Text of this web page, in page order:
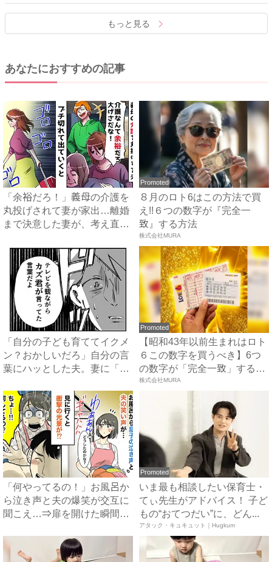
もっと見る
あなたにおすすめの記事
「余裕だろ！」義母の介護を
丸投げされて妻が家出…離婚
まで決意した妻が、考え直し
Promoted
８月のロト6はこの方法で買
え!!６つの数字が『完全一
致』する方法
株式会社MURA
「自分の子ども育ててイクメ
ン？おかしいだろ」自分の言
葉にハッとした夫。妻に「違
Promoted
【昭和43年以前生まれはロト
６この数字を買うべき】6つ
の数字が「完全一致」する
方...
株式会社MURA
「何やってるの！」お風呂か
ら泣き声と夫の爆笑が交互に
聞こえ…⇒扉を開けた瞬間、
Promoted
いま最も相談したい保育士・
てぃ先生がアドバイス！ 子ど
もの“おてつだい”に、どん...
アタック・キュキュット｜Hugkum